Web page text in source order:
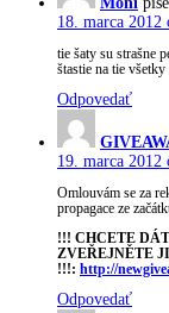
18. marca 2012
tie šaty su strašne
štastie na tie
Odpovedať
19. marca 2012
Omlouvám se za
propagace ze
!!! CHCETE
ZVEŘEJNĚTE
!!!: http://
Odpovedať